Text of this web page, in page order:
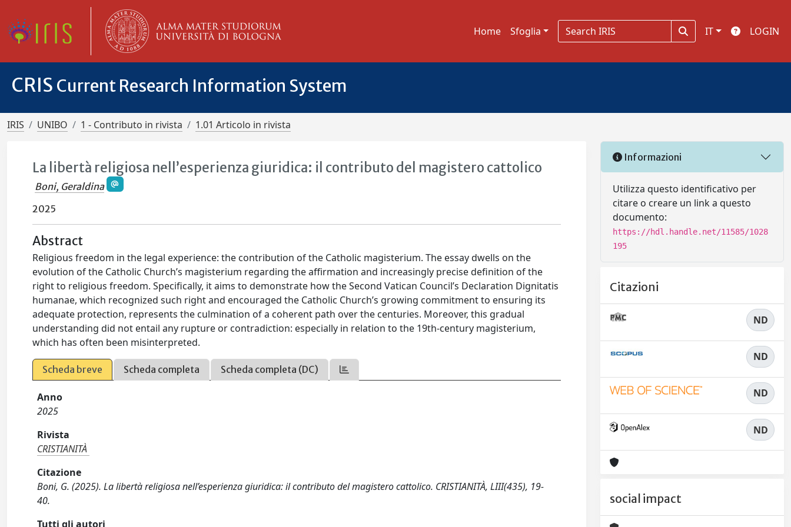
Home Sfoglia IT LOGIN
CRIS Current Research Information System
IRIS UNIBO 1 - Contributo in rivista 1.01 Articolo in rivista
La libertà religiosa nell’esperienza giuridica: il contributo del magistero cattolico
Boni, Geraldina
2025
Abstract
Religious freedom in the legal experience: the contribution of the Catholic magisterium. The essay dwells on the
evolution of the Catholic Church’s magisterium regarding the affirmation and increasingly precise definition of the
right to religious freedom. Specifically, it aims to demonstrate how the Second Vatican Council’s Declaration Dignitatis
humanae, which recognized such right and encouraged the Catholic Church’s growing commitment to ensuring its
adequate protection, represents the culmination of a coherent path over the centuries. Moreover, this gradual
understanding did not entail any rupture or contradiction: especially in relation to the 19th-century magisterium,
which has often been misinterpreted.
Scheda breve Scheda completa Scheda completa (DC)
Anno
2025
Rivista
CRISTIANITÀ
Citazione
Boni, G. (2025). La libertà religiosa nell’esperienza giuridica: il contributo del magistero cattolico. CRISTIANITÀ, LIII(435), 19-
40.
Tutti gli autori
Informazioni
Utilizza questo identificativo per
citare o creare un link a questo
documento:
https://hdl.handle.net/11585/1028
195
Citazioni
ND
ND
ND
ND
social impact